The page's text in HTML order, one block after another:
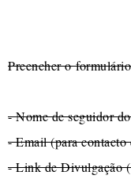
Preencher o
- Nome de seguidor
- Email (para contacto
- Link de Divulgação